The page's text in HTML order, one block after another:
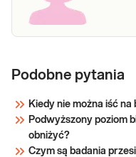
Podobne pytania
Kiedy nie można iść
Podwyższony poziom
obniżyć?
Czym są badania